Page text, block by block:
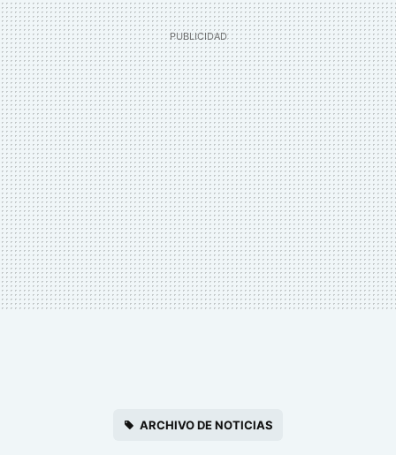
ARCHIVO DE NOTICIAS